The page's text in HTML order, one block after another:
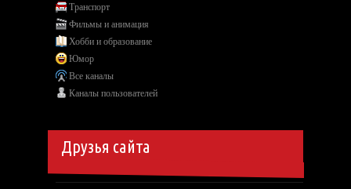
Транспорт
Фильмы и анимация
Хобби и образование
Юмор
Все каналы
Каналы пользователей
Друзья сайта